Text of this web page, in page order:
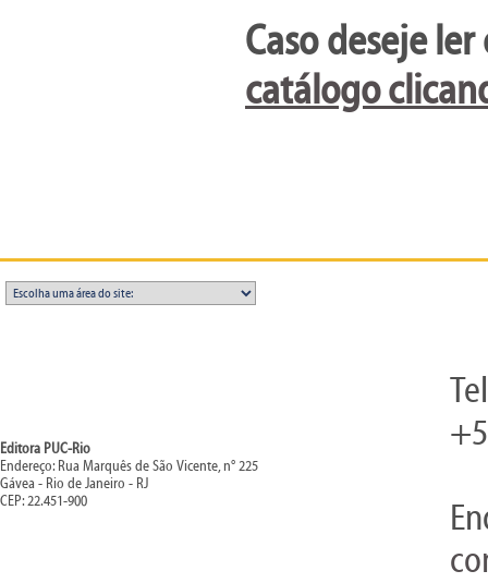
Caso deseje
catálogo
Editora PUC-Rio
Endereço: Rua Marquês de São Vicente, n° 225
Gávea - Rio de Janeiro - RJ
CEP: 22.451-900